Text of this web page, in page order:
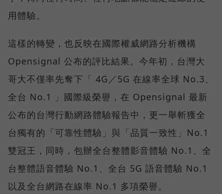
用體驗。
這樣的轉變，也反映在國際權威網路分析機構
Opensignal 公布的評比結果。今年初，台灣大
哥大不僅率先奪下「 4G／5G 在線率全球 No.3、
全台 No.1 」國際級榮譽，在 Opensignal 最新
公布的台灣行動網路體驗報告中，更一舉斬獲全
台獨有的「可靠性體驗」與「品質一致性」No.1
雙冠王，同時，包辦全台整體影音體驗 No.1、全
台整體語音體驗 No.1、全台 5G 語音體驗 No.1
以及全台網路在線率 No.1 多項榮譽。